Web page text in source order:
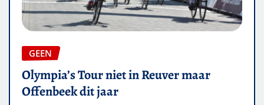
GEEN
Olympia’s Tour niet in Reuver maar
Offenbeek dit jaar